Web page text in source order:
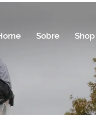
Sobre Shop